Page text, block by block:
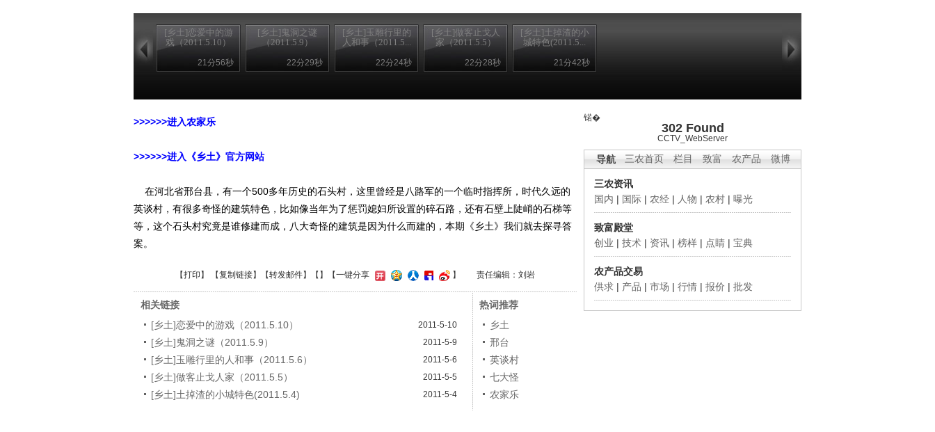
[乡土]恋爱中的游
戏（2011.5.10）
21分56秒
[乡土]鬼洞之谜
（2011.5.9）
22分29秒
[乡土]玉雕行里的
人和事（2011.5...
22分24秒
[乡土]做客止戈人
家（2011.5.5）
22分28秒
[乡土]土掉渣的小
城特色(2011.5...
21分42秒
锘�
302 Found
CCTV_WebServer
三农首页 栏目 致富 农产品 微博
导航
三农资讯
国内 | 国际 | 农经 | 人物 | 农村 | 曝光
致富殿堂
创业 | 技术 | 资讯 | 榜样 | 点睛 | 宝典
农产品交易
供求 | 产品 | 市场 | 行情 | 报价 | 批发
>>>>>>进入农家乐
>>>>>>进入《乡土》官方网站
在河北省邢台县，有一个500多年历史的石头村，这里曾经是八路军的一个临时指挥所，时代久远的
英谈村，有很多奇怪的建筑特色，比如像当年为了惩罚媳妇所设置的碎石路，还有石壁上陡峭的石梯等
等，这个石头村究竟是谁修建而成，八大奇怪的建筑是因为什么而建的，本期《乡土》我们就去探寻答
案。
【打印 】 【复制链接】【转发邮件】【 】 【一键分享 】 责任编辑：刘岩
相关链接
[乡土]恋爱中的游戏（2011.5.10）
2011-5-10
[乡土]鬼洞之谜（2011.5.9） 2011-5-9
[乡土]玉雕行里的人和事（2011.5.6） 2011-5-6
[乡土]做客止戈人家（2011.5.5） 2011-5-5
[乡土]土掉渣的小城特色(2011.5.4) 2011-5-4
热词推荐
乡土
邢台
英谈村
七大怪
农家乐